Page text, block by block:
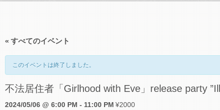
« すべてのイベント
このイベントは終了しました。
不法居住者「Girlhood with Eve」release party
2024/05/06 @ 6:00 PM - 11:00 PM ¥2000